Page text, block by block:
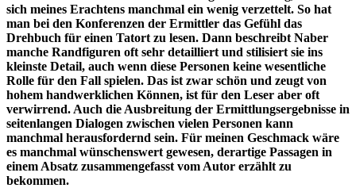
sich meines Erachtens manchmal ein wenig verzettelt. So hat
man bei den Konferenzen der Ermittler das Gefühl das
Drehbuch für einen Tatort zu lesen. Dann beschreibt Naber
manche Randfiguren oft sehr detailliert und stilisiert sie ins
kleinste Detail, auch wenn diese Personen keine wesentliche
Rolle für den Fall spielen. Das ist zwar schön und zeugt von
hohem handwerklichen Können, ist für den Leser aber oft
verwirrend. Auch die Ausbreitung der Ermittlungsergebnisse in
seitenlangen Dialogen zwischen vielen Personen kann
manchmal herausfordernd sein. Für meinen Geschmack wäre
es manchmal wünschenswert gewesen, derartige Passagen in
einem Absatz zusammengefasst vom Autor erzählt zu
bekommen.